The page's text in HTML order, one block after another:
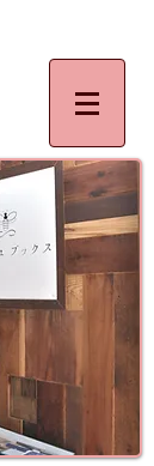
り大歓迎です。